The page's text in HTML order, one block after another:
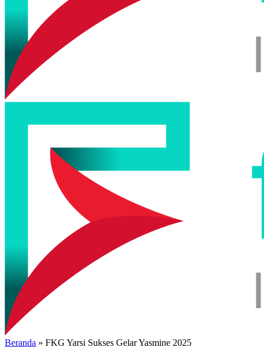
Beranda » FKG Yarsi Sukses Gelar Yasmine 2025